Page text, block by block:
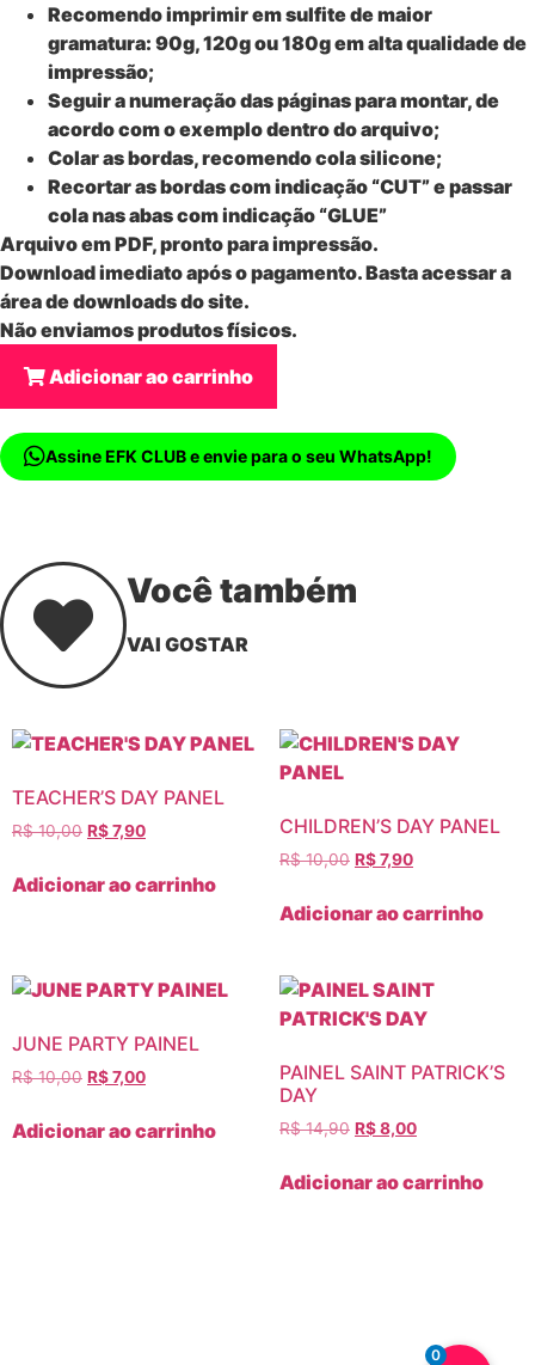
Recomendo imprimir em sulfite de maior
gramatura: 90g, 120g ou 180g em alta qualidade de
impressão;
Seguir a numeração das páginas para montar, de
acordo com o exemplo dentro do arquivo;
Colar as bordas, recomendo cola silicone;
Recortar as bordas com indicação “CUT” e passar
cola nas abas com indicação “GLUE”
Arquivo em PDF, pronto para impressão.
Download imediato após o pagamento. Basta acessar a
área de downloads do site.
Não enviamos produtos físicos.
Adicionar ao carrinho
Assine EFK CLUB e envie para o seu WhatsApp!
Você também
VAI GOSTAR
TEACHER’S DAY PANEL
R$10,00 R$7,90
Adicionar ao carrinho
CHILDREN’S DAY PANEL
R$10,00 R$7,90
Adicionar ao carrinho
JUNE PARTY PAINEL
R$10,00 R$7,00
Adicionar ao carrinho
PAINEL SAINT PATRICK’S
DAY
R$14,90 R$8,00
Adicionar ao carrinho
0